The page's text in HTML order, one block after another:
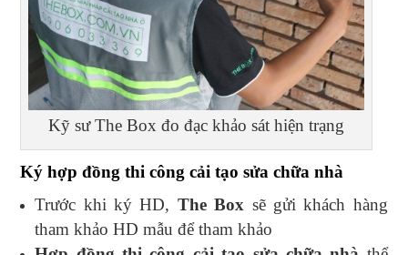
Kỹ sư The Box đo đạc khảo sát hiện trạng
Ký hợp đồng thi công cải tạo sửa chữa nhà
Trước khi ký HD, The Box sẽ gửi khách hàng
tham khảo HD mẫu để tham khảo